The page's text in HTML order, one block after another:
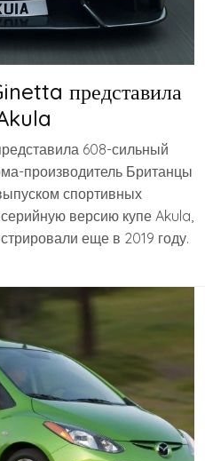
представила
608-сильный
производитель Британцы
спортивных
версию купе Akula,
еще в 2019 году.